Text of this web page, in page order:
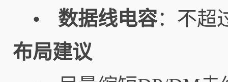
• 数据线电容：不超
布局建议